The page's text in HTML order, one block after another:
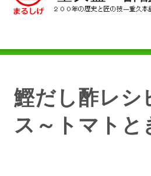
鰹だし酢レシ
ス～トマトと